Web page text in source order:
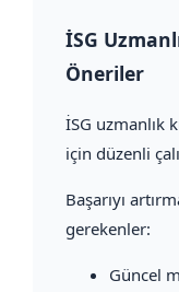
İSG
Öneriler
İSG uzmanlık
için düzenli
Başarıyı
gerekenler:
Güncel